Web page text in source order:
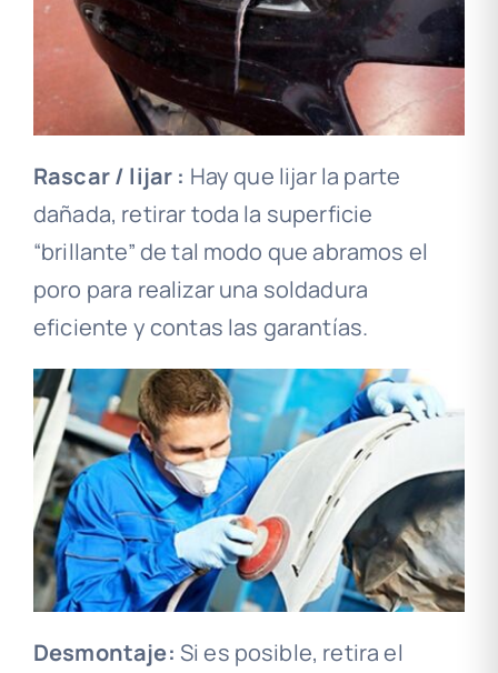
Rascar / lijar : Hay que lijar la parte
dañada, retirar toda la superficie
“brillante” de tal modo que abramos el
poro para realizar una soldadura
eficiente y contas las garantías.
Desmontaje: Si es posible, retira el